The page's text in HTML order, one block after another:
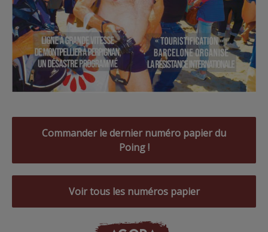
Commander le dernier numéro papier du
Poing !
Voir tous les numéros papier